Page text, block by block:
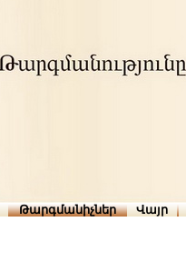
Թարգմանիչներ Վայր